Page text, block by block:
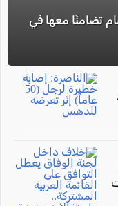
تضامنًا معها في